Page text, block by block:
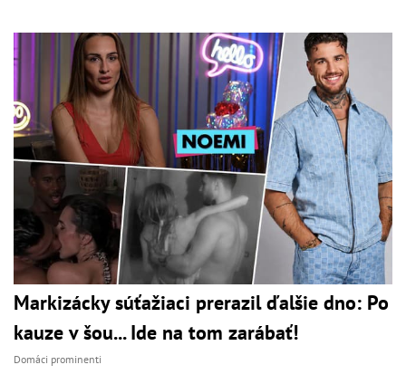
Markizácky súťažiaci prerazil ďalšie dno: Po
kauze v šou... Ide na tom zarábať!
Domáci prominenti